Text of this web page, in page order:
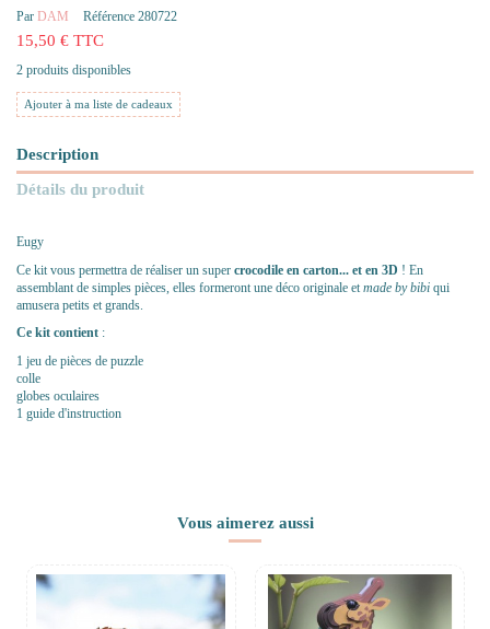
Par DAM Référence 280722
15,50 € TTC
2 produits disponibles
Ajouter à ma liste de cadeaux
Description
Détails du produit
Eugy
Ce kit vous permettra de réaliser un super crocodile en carton... et en 3D ! En
assemblant de simples pièces, elles formeront une déco originale et made by bibi qui
amusera petits et grands.
Ce kit contient :
1 jeu de pièces de puzzle
colle
globes oculaires
1 guide d'instruction
Vous aimerez aussi